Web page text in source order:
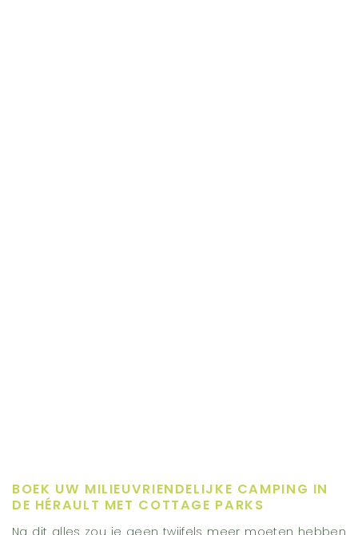
BOEK UW MILIEUVRIENDELIJKE CAMPING IN
DE HÉRAULT MET COTTAGE PARKS
Na dit alles zou je geen twijfels meer moeten hebben